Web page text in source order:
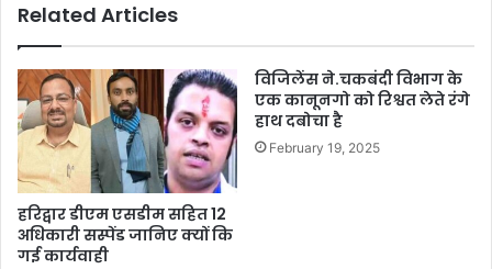
Related Articles
हरिद्वार डीएम एसडीम सहित 12
अधिकारी सस्पेंड जानिए क्यों कि
गई कार्यवाही
विजिलेंस ने.चकबंदी विभाग के
एक कानूनगो को रिश्वत लेते रंगे
हाथ दबोचा है
February 19, 2025